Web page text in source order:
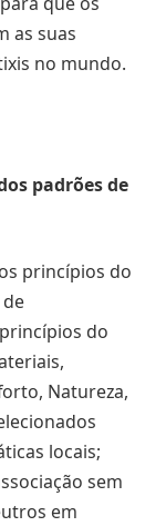
as suas
no mundo.
padrões de
princípios do
do
Natureza,
locais;
sem
em